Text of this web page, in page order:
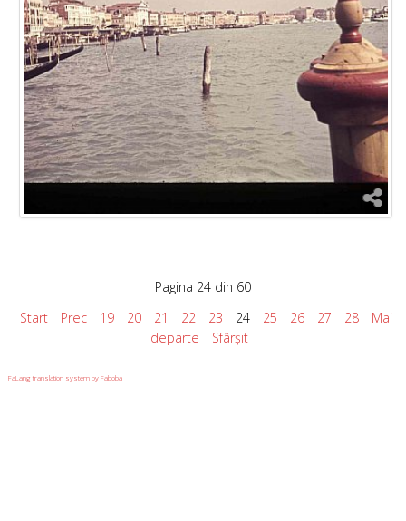
Pagina 24 din 60
Start
Prec 19 20 21 22 23 24 25 26 27 28
Mai
departe
Sfârșit
FaLang translation system by Faboba